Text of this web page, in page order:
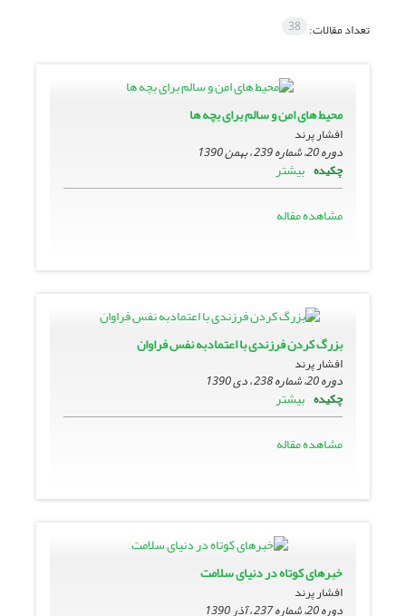
تعداد مقالات: 38
محیط های امن و سالم برای بچه ها
افشار پرند
دوره 20، شماره 239 ، بهمن 1390
چکیده بیشتر
مشاهده مقاله
بزرگ کردن فرزندی با اعتمادبه نفس فراوان
افشار پرند
دوره 20، شماره 238 ، دی 1390
چکیده بیشتر
مشاهده مقاله
خبرهای کوتاه در دنیای سلامت
افشار پرند
دوره 20، شماره 237 ، آذر 1390